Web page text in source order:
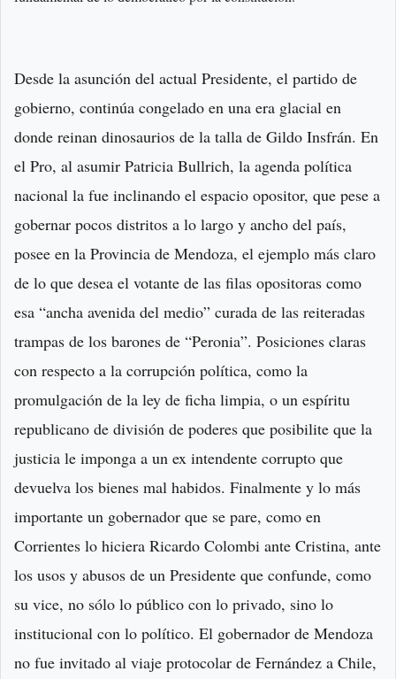
Desde la asunción del actual Presidente, el partido de
gobierno, continúa congelado en una era glacial en
donde reinan dinosaurios de la talla de Gildo Insfrán. En
el Pro, al asumir Patricia Bullrich, la agenda política
nacional la fue inclinando el espacio opositor, que pese a
gobernar pocos distritos a lo largo y ancho del país,
posee en la Provincia de Mendoza, el ejemplo más claro
de lo que desea el votante de las filas opositoras como
esa “ancha avenida del medio” curada de las reiteradas
trampas de los barones de “Peronia”. Posiciones claras
con respecto a la corrupción política, como la
promulgación de la ley de ficha limpia, o un espíritu
republicano de división de poderes que posibilite que la
justicia le imponga a un ex intendente corrupto que
devuelva los bienes mal habidos. Finalmente y lo más
importante un gobernador que se pare, como en
Corrientes lo hiciera Ricardo Colombi ante Cristina, ante
los usos y abusos de un Presidente que confunde, como
su vice, no sólo lo público con lo privado, sino lo
institucional con lo político. El gobernador de Mendoza
no fue invitado al viaje protocolar de Fernández a Chile,